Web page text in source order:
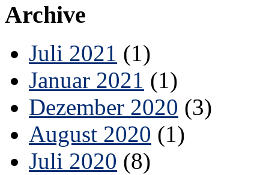
Archive
Juli 2021 (1)
Januar 2021 (1)
Dezember 2020 (3)
August 2020 (1)
Juli 2020 (8)